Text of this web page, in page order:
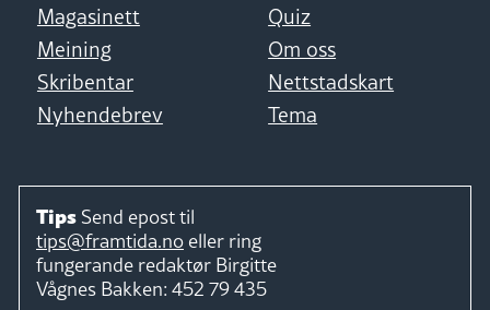
Magasinett
Quiz
Meining
Om oss
Skribentar
Nettstadskart
Nyhendebrev
Tema
Tips Send epost til
tips@framtida.no eller ring
fungerande redaktør Birgitte
Vågnes Bakken: 452 79 435